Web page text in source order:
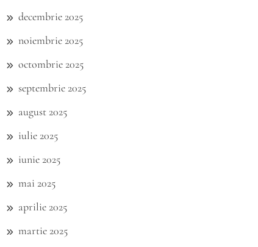
decembrie 2025
noiembrie 2025
octombrie 2025
septembrie 2025
august 2025
iulie 2025
iunie 2025
mai 2025
aprilie 2025
martie 2025